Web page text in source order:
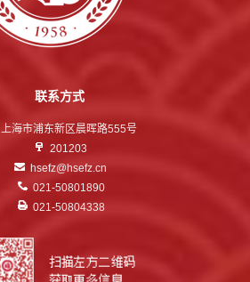
联系方式
上海市浦东新区晨晖路555号
201203
hsefz@hsefz.cn
021-50801890
021-50804338